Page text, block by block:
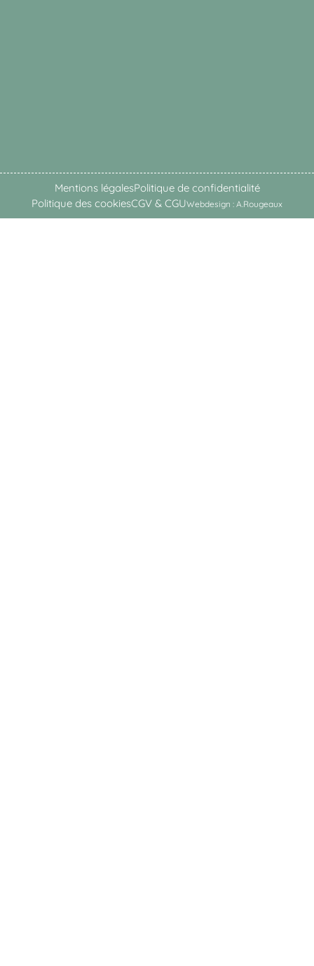
Mentions légalesPolitique de confidentialité
Politique des cookiesCGV & CGUWebdesign : A.Rougeaux